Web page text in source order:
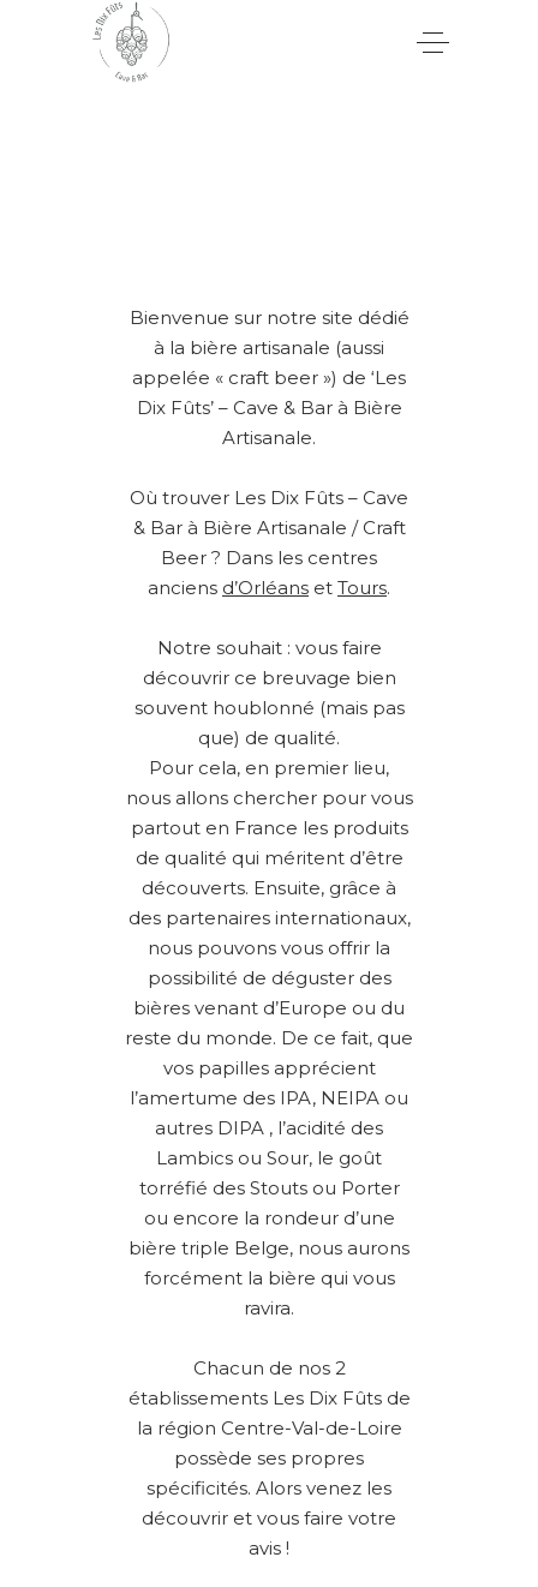
Bienvenue sur notre site dédié
à la bière artisanale (aussi
appelée « craft beer ») de ‘Les
Dix Fûts’ – Cave & Bar à Bière
Artisanale.
Où trouver Les Dix Fûts – Cave
& Bar à Bière Artisanale / Craft
Beer ? Dans les centres
anciens d’Orléans et Tours.
Notre souhait : vous faire
découvrir ce breuvage bien
souvent houblonné (mais pas
que) de qualité.
Pour cela, en premier lieu,
nous allons chercher pour vous
partout en France les produits
de qualité qui méritent d’être
découverts. Ensuite, grâce à
des partenaires internationaux,
nous pouvons vous offrir la
possibilité de déguster des
bières venant d’Europe ou du
reste du monde. De ce fait, que
vos papilles apprécient
l’amertume des IPA, NEIPA ou
autres DIPA , l’acidité des
Lambics ou Sour, le goût
torréfié des Stouts ou Porter
ou encore la rondeur d’une
bière triple Belge, nous aurons
forcément la bière qui vous
ravira.
Chacun de nos 2
établissements Les Dix Fûts de
la région Centre-Val-de-Loire
possède ses propres
spécificités. Alors venez les
découvrir et vous faire votre
avis !